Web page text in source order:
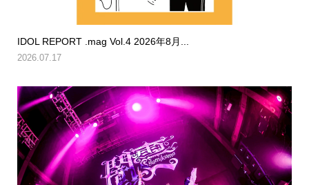
IDOL REPORT .mag Vol.4 2026年8月...
2026.07.17